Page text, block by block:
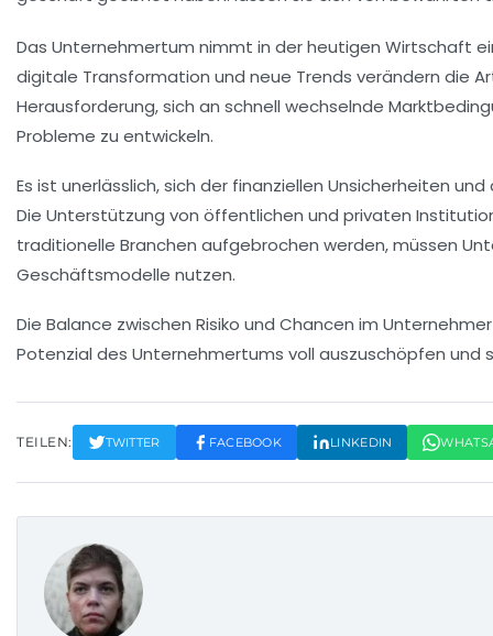
Das Unternehmertum nimmt in der heutigen Wirtschaft
digitale Transformation und neue Trends verändern die
Herausforderung, sich an schnell wechselnde
Probleme zu entwickeln.
Es ist unerlässlich, sich der finanziellen Unsicherheiten und
Die Unterstützung von öffentlichen und privaten
traditionelle Branchen aufgebrochen werden, müssen
Geschäftsmodelle nutzen.
Die Balance zwischen Risiko und Chancen im
Potenzial des Unternehmertums voll auszuschöpfen und
TEILEN: TWITTER FACEBOOK LINKEDIN